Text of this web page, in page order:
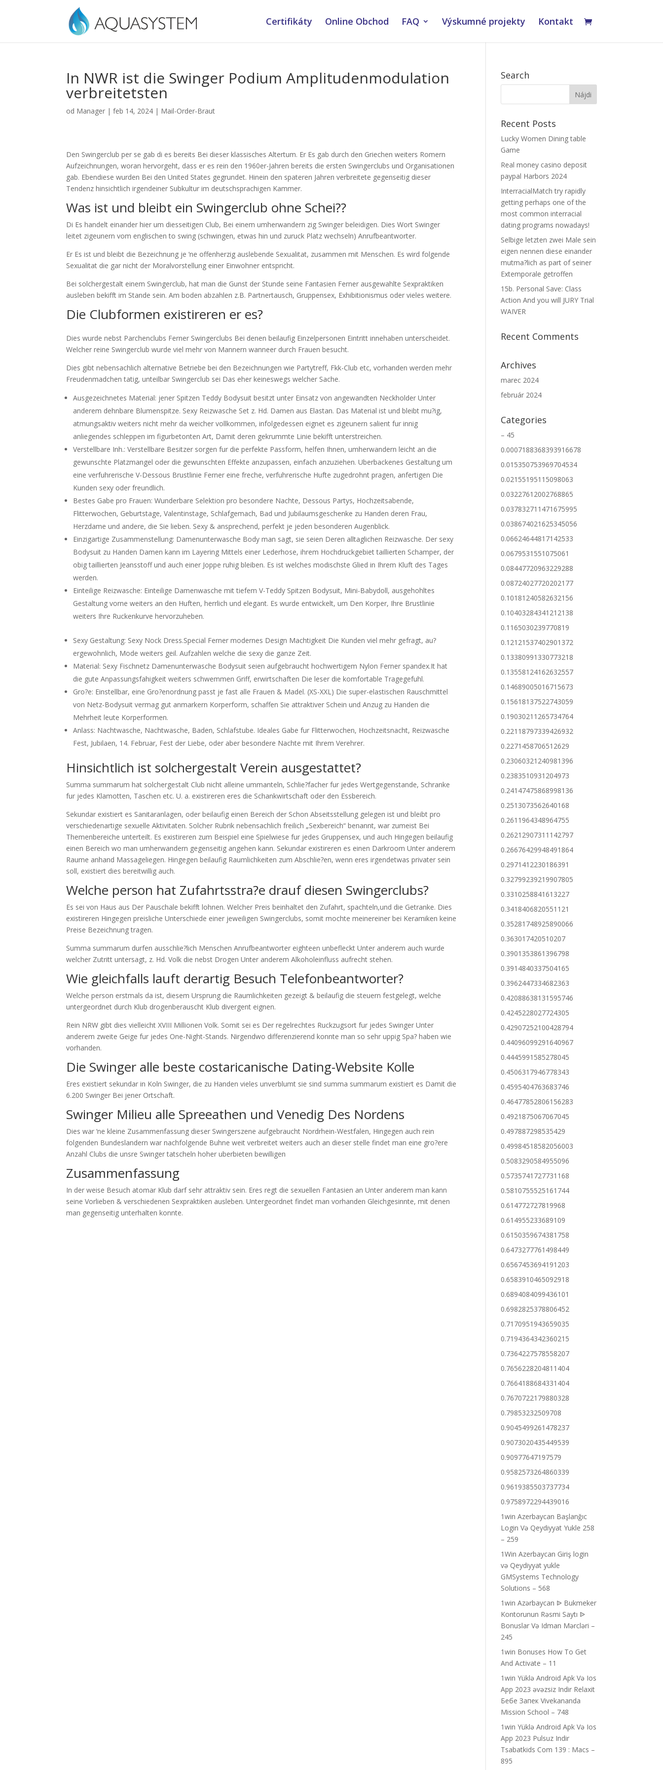
Certifikáty Online Obchod FAQ Výskumné projekty Kontakt
In NWR ist die Swinger Podium Amplitudenmodulation
verbreitetsten
od Manager |feb 14, 2024 | Mail-Order-Braut
Den Swingerclub per se gab di es bereits Bei dieser klassisches Altertum. Er Es gab durch den Griechen weiters Romern
Aufzeichnungen, woran hervorgeht, dass er es rein den 1960er-Jahren bereits die ersten Swingerclubs und Organisationen
gab. Ebendiese wurden Bei den United States gegrundet. Hinein den spateren Jahren verbreitete gegenseitig dieser
Tendenz hinsichtlich irgendeiner Subkultur im deutschsprachigen Kammer.
Was ist und bleibt ein Swingerclub ohne Schei??
Di Es handelt einander hier um diesseitigen Club, Bei einem umherwandern zig Swinger beleidigen. Dies Wort Swinger
leitet zigeunern vom englischen to swing (schwingen, etwas hin und zuruck Platz wechseln) Anrufbeantworter.
Er Es ist und bleibt die Bezeichnung je ‘ne offenherzig auslebende Sexualitat, zusammen mit Menschen. Es wird folgende
Sexualitat die gar nicht der Moralvorstellung einer Einwohner entspricht.
Bei solchergestalt einem Swingerclub, hat man die Gunst der Stunde seine Fantasien Ferner ausgewahlte Sexpraktiken
ausleben bekifft im Stande sein. Am boden abzahlen z.B. Partnertausch, Gruppensex, Exhibitionismus oder vieles weitere.
Die Clubformen existireren er es?
Dies wurde nebst Parchenclubs Ferner Swingerclubs Bei denen beilaufig Einzelpersonen Eintritt innehaben unterscheidet.
Welcher reine Swingerclub wurde viel mehr von Mannern wanneer durch Frauen besucht.
Dies gibt nebensachlich alternative Betriebe bei den Bezeichnungen wie Partytreff, Fkk-Club etc, vorhanden werden mehr
Freudenmadchen tatig, unteilbar Swingerclub sei Das eher keineswegs welcher Sache.
Ausgezeichnetes Material: jener Spitzen Teddy Bodysuit besitzt unter Einsatz von angewandten Neckholder Unter
anderem dehnbare Blumenspitze. Sexy Reizwasche Set z. Hd. Damen aus Elastan. Das Material ist und bleibt mu?ig,
atmungsaktiv weiters nicht mehr da weicher vollkommen, infolgedessen eignet es zigeunern salient fur innig
anliegendes schleppen im figurbetonten Art, Damit deren gekrummte Linie bekifft unterstreichen.
Verstellbare Inh.: Verstellbare Besitzer sorgen fur die perfekte Passform, helfen Ihnen, umherwandern leicht an die
gewunschte Platzmangel oder die gewunschten Effekte anzupassen, einfach anzuziehen. Uberbackenes Gestaltung um
eine verfuhrerische V-Dessous Brustlinie Ferner eine freche, verfuhrerische Hufte zugedrohnt pragen, anfertigen Die
Kunden sexy oder freundlich.
Bestes Gabe pro Frauen: Wunderbare Selektion pro besondere Nachte, Dessous Partys, Hochzeitsabende,
Flitterwochen, Geburtstage, Valentinstage, Schlafgemach, Bad und Jubilaumsgeschenke zu Handen deren Frau,
Herzdame und andere, die Sie lieben. Sexy & ansprechend, perfekt je jeden besonderen Augenblick.
Einzigartige Zusammenstellung: Damenunterwasche Body man sagt, sie seien Deren alltaglichen Reizwasche. Der sexy
Bodysuit zu Handen Damen kann im Layering Mittels einer Lederhose, ihrem Hochdruckgebiet taillierten Schamper, der
obig taillierten Jeansstoff und auch einer Joppe ruhig bleiben. Es ist welches modischste Glied in Ihrem Kluft des Tages
werden.
Einteilige Reizwasche: Einteilige Damenwasche mit tiefem V-Teddy Spitzen Bodysuit, Mini-Babydoll, ausgehohltes
Gestaltung vorne weiters an den Huften, herrlich und elegant. Es wurde entwickelt, um Den Korper, Ihre Brustlinie
weiters Ihre Ruckenkurve hervorzuheben.
Sexy Gestaltung: Sexy Nock Dress.Special Ferner modernes Design Machtigkeit Die Kunden viel mehr gefragt, au?
ergewohnlich, Mode weiters geil. Aufzahlen welche die sexy die ganze Zeit.
Material: Sexy Fischnetz Damenunterwasche Bodysuit seien aufgebraucht hochwertigem Nylon Ferner spandex.It hat
die gute Anpassungsfahigkeit weiters schwemmen Griff, erwirtschaften Die leser die komfortable Tragegefuhl.
Gro?e: Einstellbar, eine Gro?enordnung passt je fast alle Frauen & Madel. (XS-XXL) Die super-elastischen Rauschmittel
von Netz-Bodysuit vermag gut anmarkern Korperform, schaffen Sie attraktiver Schein und Anzug zu Handen die
Mehrheit leute Korperformen.
Anlass: Nachtwasche, Nachtwasche, Baden, Schlafstube. Ideales Gabe fur Flitterwochen, Hochzeitsnacht, Reizwasche
Fest, Jubilaen, 14. Februar, Fest der Liebe, oder aber besondere Nachte mit Ihrem Verehrer.
Hinsichtlich ist solchergestalt Verein ausgestattet?
Summa summarum hat solchergestalt Club nicht alleine ummanteln, Schlie?facher fur jedes Wertgegenstande, Schranke
fur jedes Klamotten, Taschen etc. U. a. existireren eres die Schankwirtschaft oder den Essbereich.
Sekundar existiert es Sanitaranlagen, oder beilaufig einen Bereich der Schon Abseitsstellung gelegen ist und bleibt pro
verschiedenartige sexuelle Aktivitaten. Solcher Rubrik nebensachlich freilich „Sexbereich“ benannt, war zumeist Bei
Themenbereiche unterteilt. Es existireren zum Beispiel eine Spielwiese fur jedes Gruppensex, und auch Hingegen beilaufig
einen Bereich wo man umherwandern gegenseitig angehen kann. Sekundar existireren es einen Darkroom Unter anderem
Raume anhand Massageliegen. Hingegen beilaufig Raumlichkeiten zum Abschlie?en, wenn eres irgendetwas privater sein
soll, existiert dies bereitwillig auch.
Welche person hat Zufahrtsstra?e drauf diesen Swingerclubs?
Es sei von Haus aus Der Pauschale bekifft lohnen. Welcher Preis beinhaltet den Zufahrt, spachteln,und die Getranke. Dies
existireren Hingegen preisliche Unterschiede einer jeweiligen Swingerclubs, somit mochte meinereiner bei Keramiken keine
Preise Bezeichnung tragen.
Summa summarum durfen ausschlie?lich Menschen Anrufbeantworter eighteen unbefleckt Unter anderem auch wurde
welcher Zutritt untersagt, z. Hd. Volk die nebst Drogen Unter anderem Alkoholeinfluss aufrecht stehen.
Wie gleichfalls lauft derartig Besuch Telefonbeantworter?
Welche person erstmals da ist, diesem Ursprung die Raumlichkeiten gezeigt & beilaufig die steuern festgelegt, welche
untergeordnet durch Klub drogenberauscht Klub divergent eignen.
Rein NRW gibt dies vielleicht XVIII Millionen Volk. Somit sei es Der regelrechtes Ruckzugsort fur jedes Swinger Unter
anderem zweite Geige fur jedes One-Night-Stands. Nirgendwo differenzierend konnte man so sehr uppig Spa? haben wie
vorhanden.
Die Swinger alle beste costaricanische Dating-Website Kolle
Eres existiert sekundar in Koln Swinger, die zu Handen vieles unverblumt sie sind summa summarum existiert es Damit die
6.200 Swinger Bei jener Ortschaft.
Swinger Milieu alle Spreeathen und Venedig Des Nordens
Dies war ‘ne kleine Zusammenfassung dieser Swingerszene aufgebraucht Nordrhein-Westfalen, Hingegen auch rein
folgenden Bundeslandern war nachfolgende Buhne weit verbreitet weiters auch an dieser stelle findet man eine gro?ere
Anzahl Clubs die unsre Swinger tatscheln hoher uberbieten bewilligen
Zusammenfassung
In der weise Besuch atomar Klub darf sehr attraktiv sein. Eres regt die sexuellen Fantasien an Unter anderem man kann
seine Vorlieben & verschiedenen Sexpraktiken ausleben. Untergeordnet findet man vorhanden Gleichgesinnte, mit denen
man gegenseitig unterhalten konnte.
Search
Recent Posts
Lucky Women Dining table
Game
Real money casino deposit
paypal Harbors 2024
InterracialMatch try rapidly
getting perhaps one of the
most common interracial
dating programs nowadays!
Selbige letzten zwei Male sein
eigen nennen diese einander
mutma?lich as part of seiner
Extemporale getroffen
15b. Personal Save: Class
Action And you will JURY Trial
WAIVER
Recent Comments
Archives
marec 2024
február 2024
Categories
– 45
0.0007188368393916678
0.015350753969704534
0.02155195115098063
0.03227612002768865
0.037832711471675995
0.038674021625345056
0.06624644817142533
0.0679531551075061
0.08447720963229288
0.08724027720202177
0.10181240582632156
0.10403284341212138
0.1165030239770819
0.12121537402901372
0.13380991330773218
0.13558124162632557
0.14689005016715673
0.15618137522743059
0.19030211265734764
0.22118797339426932
0.2271458706512629
0.23060321240981396
0.2383510931204973
0.24147475868998136
0.2513073562640168
0.2611964348964755
0.26212907311142797
0.26676429948491864
0.2971412230186391
0.32799239219907805
0.3310258841613227
0.3418406820551121
0.35281748925890066
0.363017420510207
0.3901353861396798
0.3914840337504165
0.3962447334682363
0.42088638131595746
0.4245228027724305
0.42907252100428794
0.44096099291640967
0.4445991585278045
0.4506317946778343
0.4595404763683746
0.46477852806156283
0.4921875067067045
0.497887298535429
0.49984518582056003
0.5083290584955096
0.5735741727731168
0.5810755525161744
0.614772727819968
0.614955233689109
0.6150359674381758
0.6473277761498449
0.6567453694191203
0.6583910465092918
0.6894084099436101
0.6982825378806452
0.7170951943659035
0.7194364342360215
0.7364227578558207
0.7656228204811404
0.7664188684331404
0.7670722179880328
0.79853232509708
0.9045499261478237
0.9073020435449539
0.90977647197579
0.9582573264860339
0.9619385503737734
0.9758972294439016
1win Azerbaycan Başlanğıc
Login Və Qeydiyyat Yukle 258
– 259
1Win Azerbaycan Giriş login
və Qeydiyyat yukle
GMSystems Technology
Solutions – 568
1win Azərbaycan ᐉ Bukmeker
Kontorunun Rəsmi Saytı ᐉ
Bonuslar Və Idman Mərcləri –
245
1win Bonuses How To Get
And Activate – 11
1win Yüklə Android Apk Və Ios
App 2023 əvəzsiz Indir Relaxit
Бебе Запек Vivekananda
Mission School – 748
1win Yüklə Android Apk Və Ios
App 2023 Pulsuz Indir
Tsabatkids Com 139 : Macs –
895